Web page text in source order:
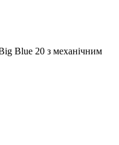
Blue 20 з механічним